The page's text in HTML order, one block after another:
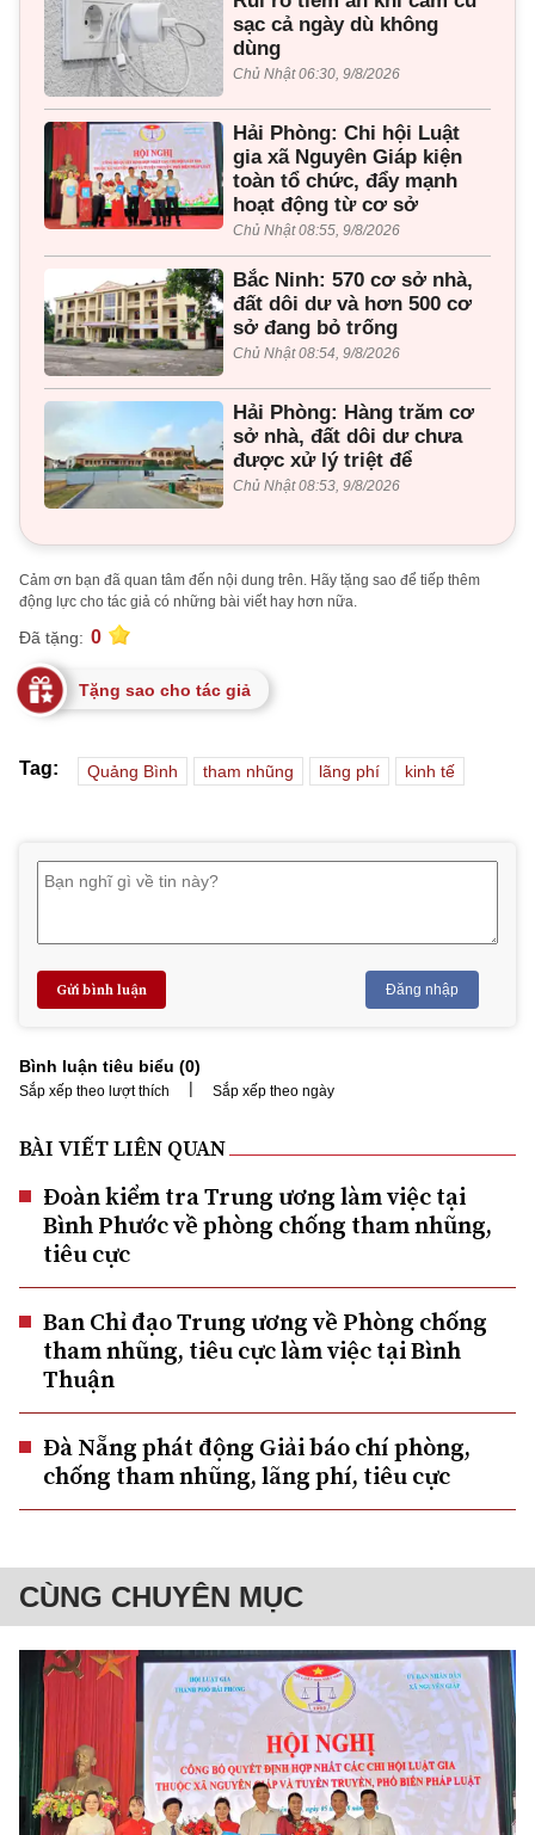
sạc cả ngày dù không
dùng
Chủ Nhật 06:30, 9/8/2026
Hải Phòng: Chi hội Luật
gia xã Nguyên Giáp kiện
toàn tổ chức, đẩy mạnh
hoạt động từ cơ sở
Chủ Nhật 08:55, 9/8/2026
Bắc Ninh: 570 cơ sở nhà,
đất dôi dư và hơn 500 cơ
sở đang bỏ trống
Chủ Nhật 08:54, 9/8/2026
Hải Phòng: Hàng trăm cơ
sở nhà, đất dôi dư chưa
được xử lý triệt để
Chủ Nhật 08:53, 9/8/2026
Cảm ơn bạn đã quan tâm đến nội dung trên. Hãy tặng sao để tiếp thêm
động lực cho tác giả có những bài viết hay hơn nữa.
Đã tặng: 0
Tặng sao cho tác giả
Tag: Quảng Bình tham nhũng lãng phí kinh tế
Gửi bình luận Đăng nhập
Bình luận tiêu biểu (0)
Sắp xếp theo lượt thích | Sắp xếp theo ngày
BÀI VIẾT LIÊN QUAN
Đoàn kiểm tra Trung ương làm việc tại
Bình Phước về phòng chống tham nhũng,
tiêu cực
Ban Chỉ đạo Trung ương về Phòng chống
tham nhũng, tiêu cực làm việc tại Bình
Thuận
Đà Nẵng phát động Giải báo chí phòng,
chống tham nhũng, lãng phí, tiêu cực
CÙNG CHUYÊN MỤC